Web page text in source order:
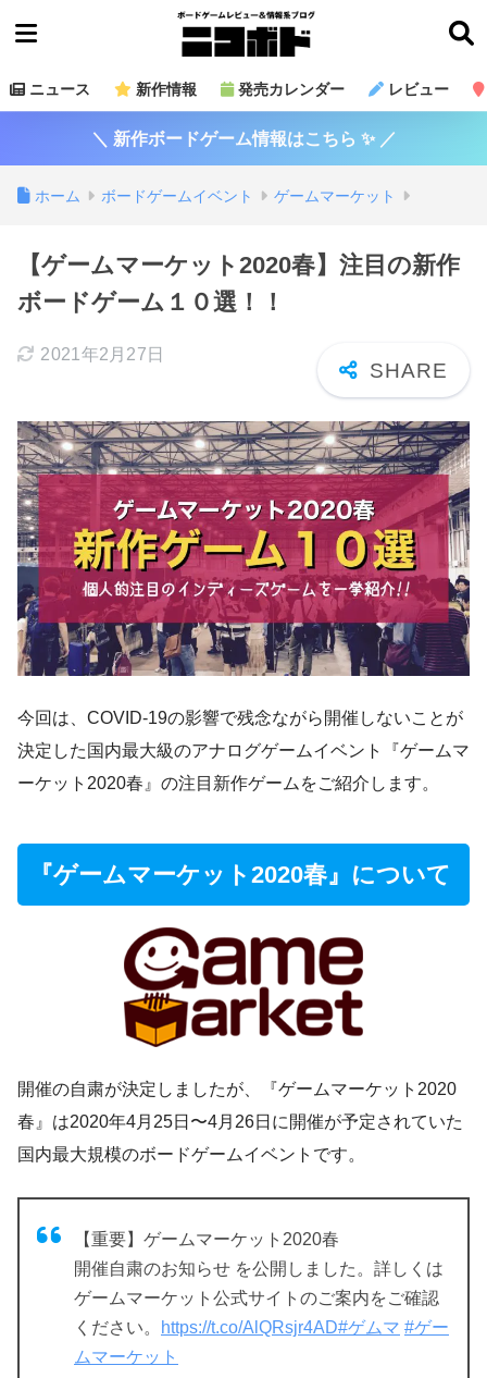
ニュース 新作情報 発売カレンダー レビュー
＼ 新作ボードゲーム情報はこちら ✨ ／
ホーム ボードゲームイベント ゲームマーケット
【ゲームマーケット2020春】注目の新作
ボードゲーム１０選！！
2021年2月27日
今回は、COVID-19の影響で残念ながら開催しないことが
決定した国内最大級のアナログゲームイベント『ゲームマ
ーケット2020春』の注目新作ゲームをご紹介します。
『ゲームマーケット2020春』について
開催の自粛が決定しましたが、『ゲームマーケット2020
春』は2020年4月25日〜4月26日に開催が予定されていた
国内最大規模のボードゲームイベントです。
【重要】ゲームマーケット2020春
開催自粛のお知らせ を公開しました。詳しくは
ゲームマーケット公式サイトのご案内をご確認
ください。
https://t.co/AlQRsjr4AD#ゲムマ #ゲー
ムマーケット